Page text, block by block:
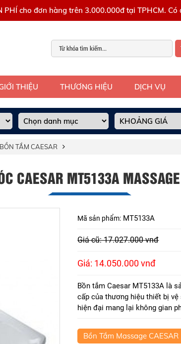
PHÍ cho đơn hàng trên 3.000.000đ tại TPHCM. Có
THIỆU THƯƠNG HIỆU DỊCH VỤ
BỒN TẮM CAESAR
CAESAR MT5133A
Mã sản phẩm: MT5133A
Giá cũ: 17.027.000 vnđ
Giá: 14.050.000 vnđ
Bồn tắm Caesar MT5133A là
cấp của thương hiệu thiết bị
hiện đại mang lại không gian
Bồn Tắm Massage CAESAR